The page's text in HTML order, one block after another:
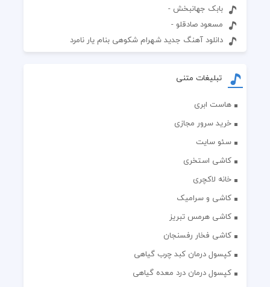
بابک جهانبخش -
مسعود صادقلو -
دانلود آهنگ جدید شهرام شکوهی بنام یار نامرد
تبلیغات متنی
هاست ابری
خرید سرور مجازی
سئو سایت
کاشی استخری
خانه لاکچری
کاشی و سرامیک
کاشی هرمس تبریز
کاشی فخار رفسنجان
کپسول درمان کبد چرب گیاهی
کپسول درمان درد معده گیاهی